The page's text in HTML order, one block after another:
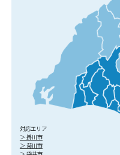
対応エリア
＞ 掛川市
＞ 菊川市